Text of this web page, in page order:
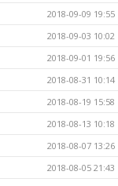
2018-09-09 19:55
2018-09-03 10:02
2018-09-01 19:56
2018-08-31 10:14
2018-08-19 15:58
2018-08-13 10:18
2018-08-07 13:26
2018-08-05 21:43